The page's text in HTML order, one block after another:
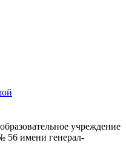
учреждение
56 имени генерал-